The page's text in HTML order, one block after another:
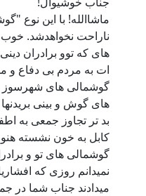
ماشاالله! با این نوع
ناراحت نخواهدشد.
های که توو برادران
ات به مردم بی دفاع و
گوشمالی های شهرسوز
های گوش و بینی بریدنها
بد تر تجاوز جمعی به اطفال 7ساله و 9
کابل به خون نشسته
گوشمالی های تو و
نمیدانم روزی که
میدادند جناب شما در